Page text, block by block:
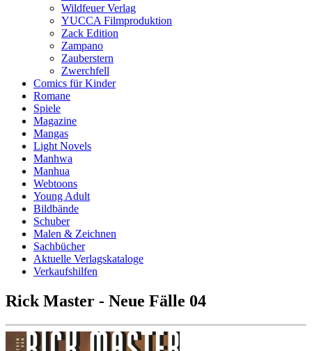
Wildfeuer Verlag
YUCCA Filmproduktion
Zack Edition
Zampano
Zauberstern
Zwerchfell
Comics für Kinder
Romane
Spiele
Magazine
Mangas
Light Novels
Manhwa
Manhua
Webtoons
Young Adult
Bildbände
Schuber
Malen & Zeichnen
Sachbücher
Aktuelle Verlagskataloge
Verkaufshilfen
Rick Master - Neue Fälle 04